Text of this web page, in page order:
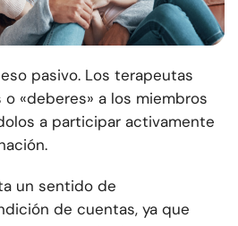
pasivo. Los terapeutas
«deberes» a los miembros
a participar activamente
un sentido de
de cuentas, ya que